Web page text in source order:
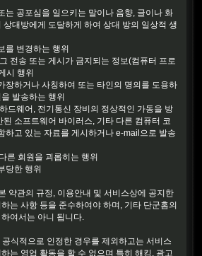
는 공포심을 일으키는 말이나 음향, 글이나 화
대방에게 도달하게 하여 상대 방의 일상적 생
를 변경하는 행위
전송 또는 게시가 금지되는 정보(컴퓨터 프로
시 행위
장하거나 사칭하여 또는 타인의 명의를 도용하
발송하는 행위
드웨어, 전기통신 장비의 정상적인 가동을 방
소프트웨어 바이러스, 기타 다른 컴퓨터 코
하고 있는 자료를 게시하거나 e-mail으로 발송
른 회원을 괴롭히는 행위
당한 행위
약관의 규정, 이용안내 및 서비스상에 공지한
는 사항 등을 준수하여야 하며, 기타 단군홈의
여서는 아니 됩니다.
식적으로 인정한 경우를 제외하고는 서비스
는 영업 활동을 할 수 없으며 특히 해킹, 광고